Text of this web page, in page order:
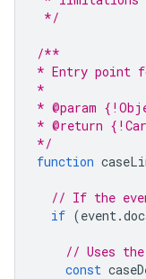
*/
/**
* Entry point
*
* @param
* @return
*/
function
// If the
if (event .
// Uses
const